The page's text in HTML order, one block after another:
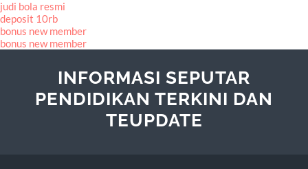
judi bola resmi
deposit 10rb
bonus new member
bonus new member
INFORMASI SEPUTAR
PENDIDIKAN TERKINI DAN
TEUPDATE